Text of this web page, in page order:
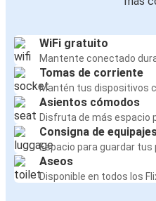
WiFi gratuito
Mantente conectado
Tomas de corriente
Mantén tus dispositivos
Asientos cómodos
Disfruta de más espacio
Consigna de
Espacio para guardar
Aseos
Disponible en todos los